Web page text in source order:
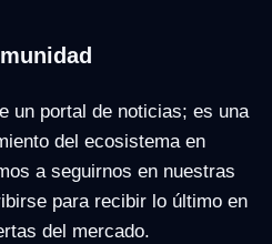
un portal de noticias; es una
del ecosistema en
a seguirnos en nuestras
para recibir lo último en
del mercado.